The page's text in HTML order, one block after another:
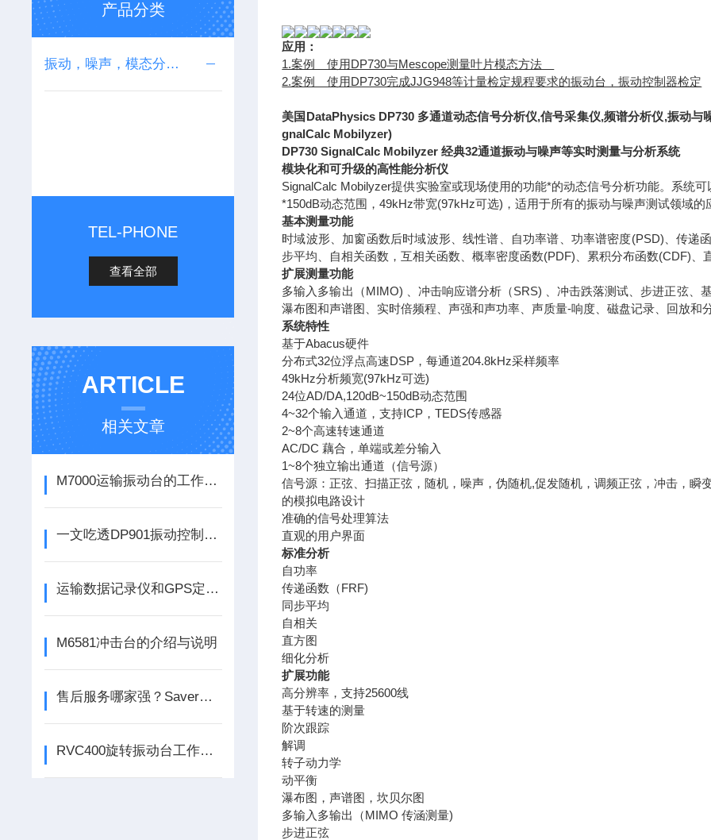
产品分类
振动，噪声，模态分析硬件
TEL-PHONE
查看全部
ARTICLE
相关文章
M7000运输振动台的工作原理是怎样的？
一文吃透DP901振动控制器核心原理与优势
运输数据记录仪和GPS定位器有什么不同？别再混淆
M6581冲击台的介绍与说明
售后服务哪家强？Saver运输数据记录仪企业服务力测评
RVC400旋转振动台工作原理解析，满足多维度力学环境模拟测试
应用：
1.案例 使用DP730与Mescope测量叶片模态方法
2.案例 使用DP730完成JJG948等计量检定规程要求的振动台，振动控制器检定‍
美国DataPhysics DP730 多通道动态信号分析仪,信号采集仪,频谱分析仪,振动
gnalCalc Mobilyzer)
DP730 SignalCalc Mobilyzer 经典32通道振动与噪声等实时测量与分析系统
模块化和可升级的高性能分析仪
SignalCalc Mobilyzer提供实验室或现场使用的功能*的动态信号分析功能。系统
*150dB动态范围，49kHz带宽(97kHz可选)，适用于所有的振动与噪声测试领域的
基本测量功能
时域波形、加窗函数后时域波形、线性谱、自功率谱、功率谱密度(PSD)、传递
步平均、自相关函数，互相关函数、概率密度函数(PDF)、累积分布函数(CDF)、
扩展测量功能
多输入多输出（MIMO) 、冲击响应谱分析（SRS) 、冲击跌落测试、步进正弦、
瀑布图和声谱图、实时倍频程、声强和声功率、声质量-响度、磁盘记录、回放和
系统特性
基于Abacus硬件
分布式32位浮点高速DSP，每通道204.8kHz采样频率
49kHz分析频宽(97kHz可选)
24位AD/DA,120dB~150dB动态范围
4~32个输入通道，支持ICP，TEDS传感器
2~8个高速转速通道
AC/DC 藕合，单端或差分输入
1~8个独立输出通道（信号源）
信号源：正弦、扫描正弦，随机，噪声，伪随机,促发随机，调频正弦，冲击，瞬
的模拟电路设计
准确的信号处理算法
直观的用户界面
标准分析
自功率
传递函数（FRF)
同步平均
自相关
直方图
细化分析
扩展功能
高分辨率，支持25600线
基于转速的测量
阶次跟踪
解调
转子动力学
动平衡
瀑布图，声谱图，坎贝尔图
多输入多输出（MIMO 传涵测量)
步进正弦